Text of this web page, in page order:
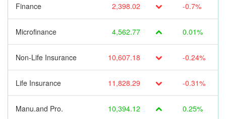
Finance 2,398.02 -0.7%
Microfinance 4,562.77 0.01%
Non-Life Insurance 10,607.18 -0.24%
Life Insurance 11,828.29 -0.31%
Manu.and Pro. 10,394.12 0.25%